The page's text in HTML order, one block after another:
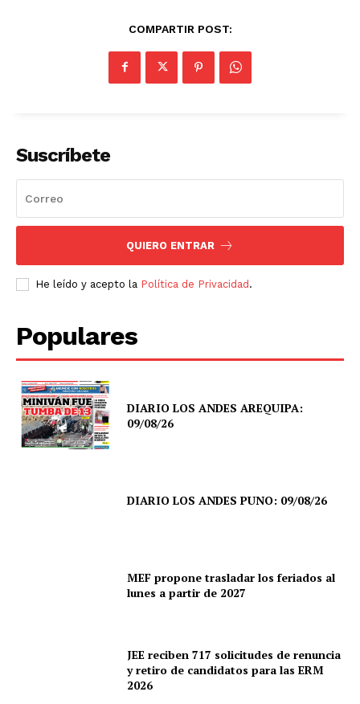
COMPARTIR POST:
Suscríbete
QUIERO ENTRAR
He leído y acepto la Política de Privacidad.
Populares
DIARIO LOS ANDES AREQUIPA:
09/08/26
DIARIO LOS ANDES PUNO: 09/08/26
MEF propone trasladar los feriados al
lunes a partir de 2027
JEE reciben 717 solicitudes de renuncia
y retiro de candidatos para las ERM
2026